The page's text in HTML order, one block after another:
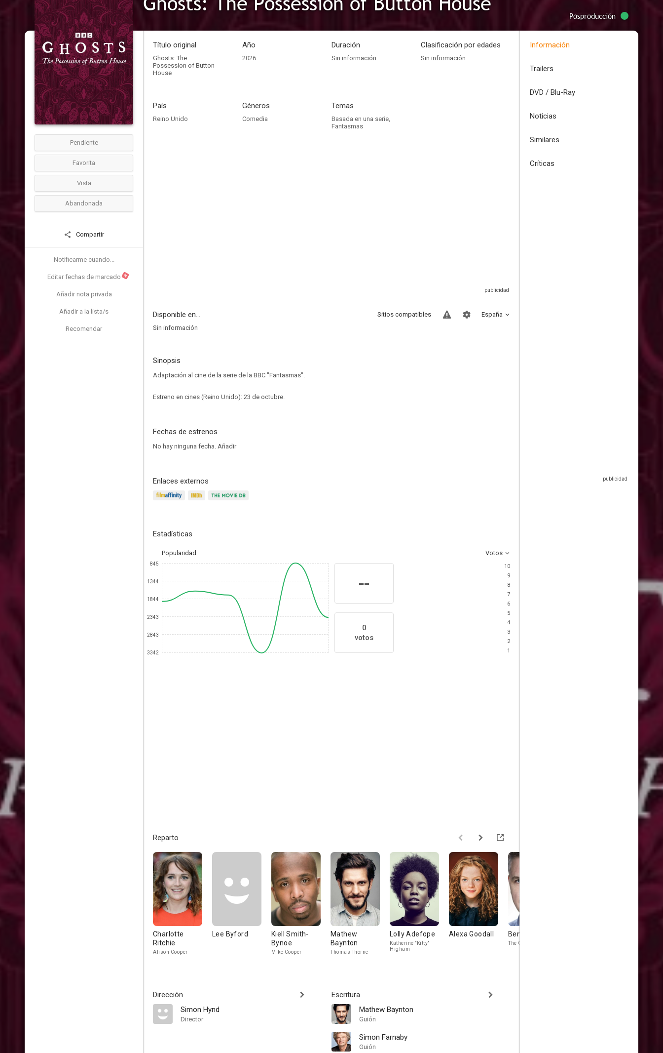
Posproducción
Pendiente
Favorita
Vista
Abandonada
Compartir
Notificarme cuando...
Editar fechas de marcado N
Añadir nota privada
Añadir a la lista/s
Recomendar
Título original
Ghosts: The
Possession of Button
House
Año
2026
Duración
Sin información
Clasificación por edades
Sin información
País
Reino Unido
Géneros
Comedia
Temas
Basada en una serie,
Fantasmas
Disponible en... España
Sitios compatibles
Sin información
Sinopsis
Adaptación al cine de la serie de la BBC "Fantasmas".
Estreno en cines (Reino Unido): 23 de octubre.
Fechas de estrenos
No hay ninguna fecha. Añadir
Enlaces externos
Estadísticas
Popularidad Votos
845
1344
1844
2343
2843
3342
--
0
votos
10
9
8
7
6
5
4
3
2
1
Reparto
Charlotte
Ritchie
Alison Cooper
Lee Byford
Kiell Smith-
Bynoe
Mike Cooper
Mathew
Baynton
Thomas Thorne
Lolly Adefope
Katherine "Kitty"
Higham
Alexa Goodall Ben Willbond
The Captain
Dirección
Simon Hynd
Director
Escritura
Mathew Baynton
Guión
Simon Farnaby
Guión
Información
Trailers
DVD / Blu-Ray
Noticias
Similares
Críticas